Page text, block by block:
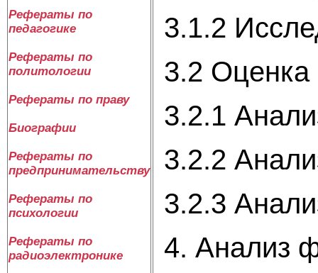
Рефераты по
педагогике
Рефераты по
политологии
Рефераты по праву
Биографии
Рефераты по
предпринимательству
Рефераты по
психологии
Рефераты по
радиоэлектронике
3.1.2
3.2 Оценка
3.2.1
3.2.2
3.2.3
4. Анализ